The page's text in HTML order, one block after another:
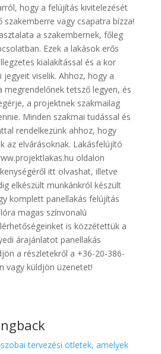
hogy a felújítás kivitelezését
szakemberre vagy csapatra bízza!
a szakembernek, főleg
Ezek a lakások erős
kialakítással és a kor
viselik. Ahhoz, hogy a
megrendelőnek tetsző legyen, és
a projektnek szakmailag
Minden szakmai tudással és
rendelkezünk ahhoz, hogy
az elvárásoknak. Lakásfelújító
oldalon
itt olvashat, illetve
elkészült munkánkról készült
komplett panellakás felújítás
magas színvonalú
is közzétettük a
árajánlatot panellakás
a részletekről a +36-20-386-
vagy küldjön üzenetet!
tervezési ötletek, amelyek